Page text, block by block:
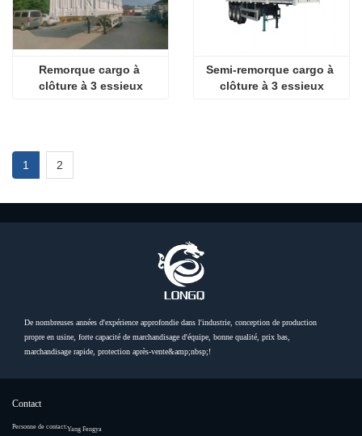
Remorque cargo à
clôture à 3 essieux
Semi-remorque cargo à
clôture à 3 essieux
1 2
Contact
Personne de contact:Yang Fengya
De nombreuses années d'expérience approfondie dans l'industrie, conception de production
propre en usine, forte capacité de marchandisage d'équipe, bonne qualité, prix bas,
marchandisage rapide, protection après-vente&amp;nbsp;!